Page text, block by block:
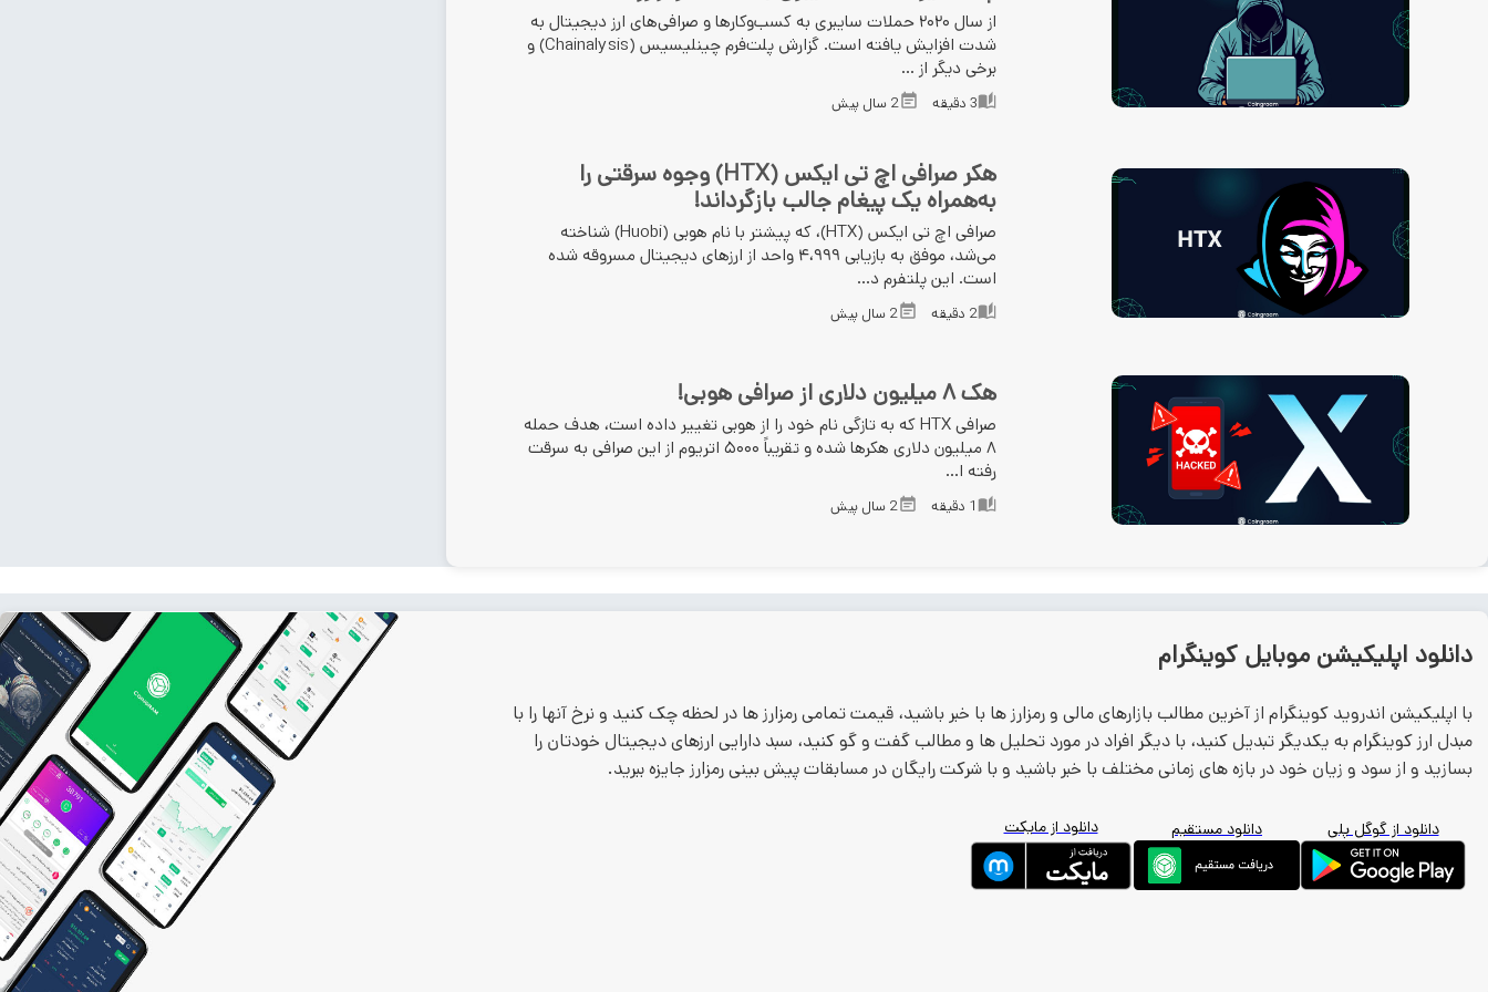
از سال ۲۰۲۰ حملات سایبری به کسب‌وکارها و صرافی‌های ارز دیجیتال به
شدت افزایش یافته است. گزارش پلت‌فرم چینلیسیس (Chainalysis) و
برخی دیگر از ...
3 دقیقه 2 سال پیش
هکر صرافی اچ تی ایکس (HTX) وجوه سرقتی را
به‌همراه یک پیغام جالب بازگرداند!
صرافی اچ تی ایکس (HTX)، که پیشتر با نام هوبی (Huobi) شناخته
می‌شد، موفق به بازیابی ۴،۹۹۹ واحد از ارزهای دیجیتال مسروقه شده
است. این پلتفرم د...
2 دقیقه 2 سال پیش
هک ۸ میلیون دلاری از صرافی هوبی!
صرافی HTX که به تازگی نام خود را از هوبی تغییر داده است، هدف حمله
۸ میلیون دلاری هکرها شده و تقریباً ۵۰۰۰ اتریوم از این صرافی به سرقت
رفته ا...
1 دقیقه 2 سال پیش
دانلود اپلیکیشن موبایل کوینگرام
با اپلیکیشن اندروید کوینگرام از آخرین مطالب بازارهای مالی و رمزارز ها با خبر باشید، قیمت تمامی رمزارز ها در لحظه چک کنید و نرخ آنها را با
مبدل ارز کوینگرام به یکدیگر تبدیل کنید، با دیگر افراد در مورد تحلیل ها و مطالب گفت و گو کنید، سبد دارایی ارزهای دیجیتال خودتان را
بسازید و از سود و زیان خود در بازه های زمانی مختلف با خبر باشید و با شرکت رایگان در مسابقات پیش بینی رمزارز جایزه ببرید.
دانلود از گوگل پلی دانلود مستقیم دانلود از مایکت